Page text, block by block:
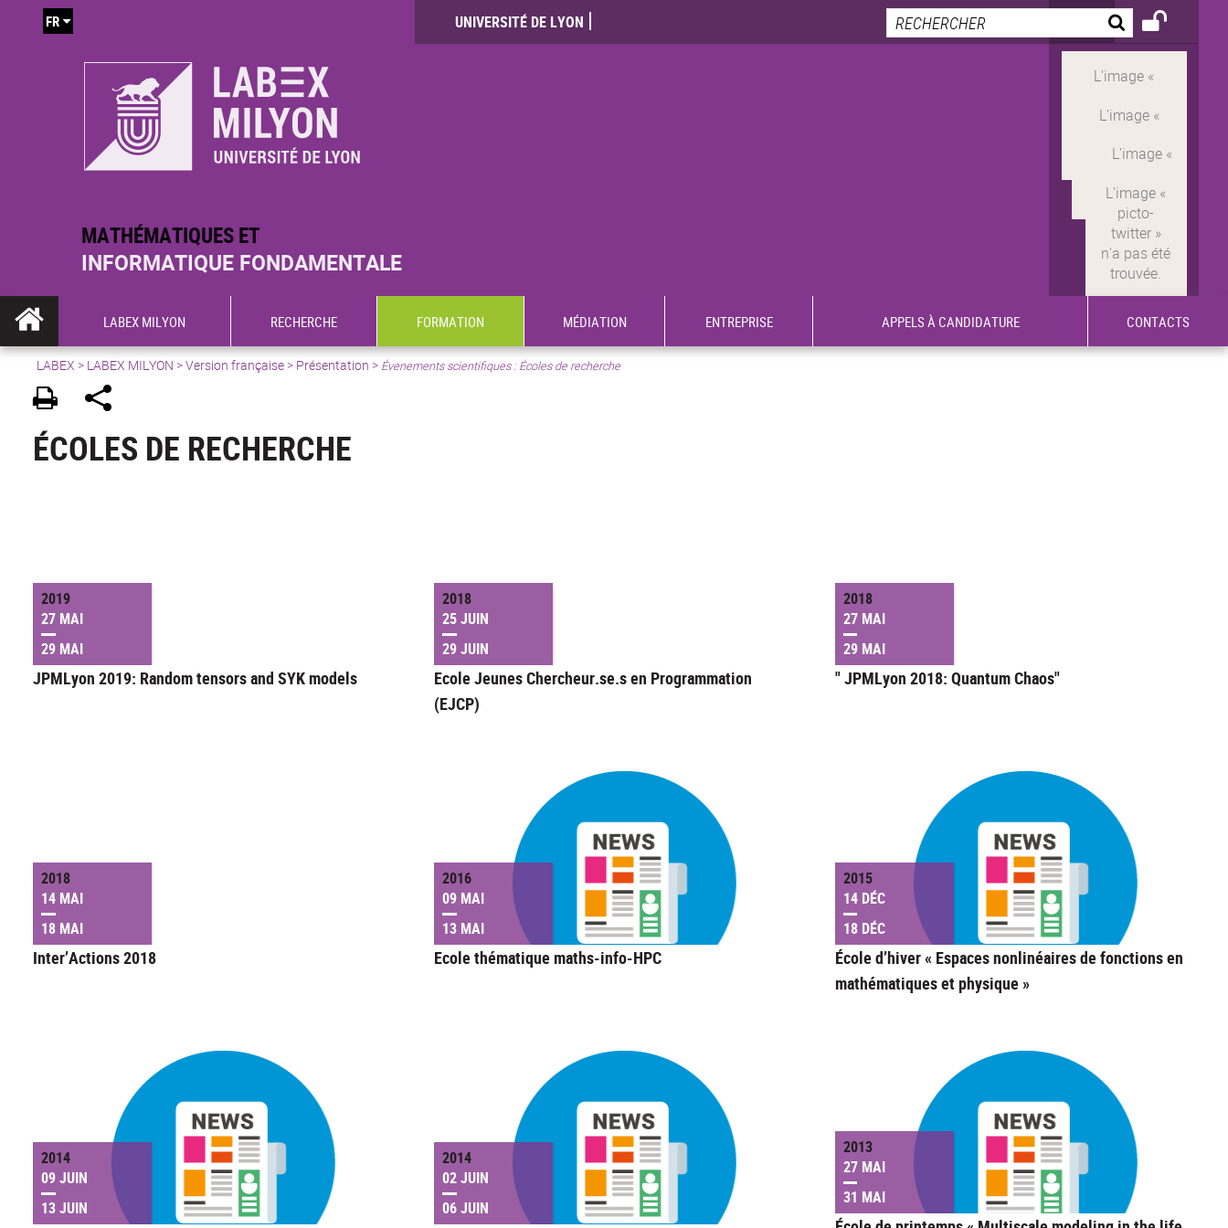
MATHÉMATIQUES ET
INFORMATIQUE FONDAMENTALE
UNIVERSITÉ DE LYON
FR
LABEX MILYON RECHERCHE FORMATION MÉDIATION ENTREPRISE APPELS À CANDIDATURE CONTACTS
LABEX > LABEX MILYON >Version française> Présentation > Évenements scientifiques : Écoles de recherche
ÉCOLES DE RECHERCHE
2019
27 MAI
29 MAI
JPMLyon 2019: Random tensors and SYK models
2018
25 JUIN
29 JUIN
Ecole Jeunes Chercheur.se.s en Programmation
(EJCP)
2018
27 MAI
29 MAI
" JPMLyon 2018: Quantum Chaos"
2018
14 MAI
18 MAI
Inter’Actions 2018
2016
09 MAI
13 MAI
Ecole thématique maths-info-HPC
2015
14 DÉC
18 DÉC
École d’hiver « Espaces nonlinéaires de fonctions en
mathématiques et physique »
2014
09 JUIN
13 JUIN
2014
02 JUIN
06 JUIN
2013
27 MAI
31 MAI